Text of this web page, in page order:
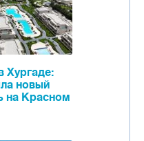
Хургаде:
новый
на Красном